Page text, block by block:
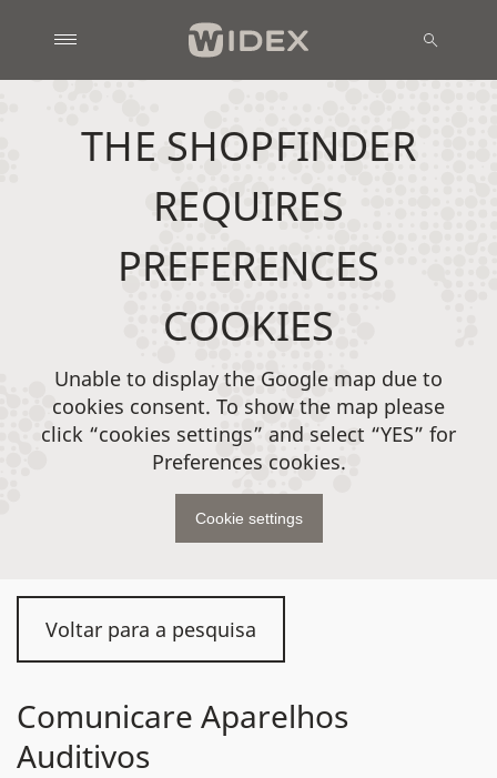
Voltar para a pesquisa
Comunicare Aparelhos
Auditivos
THE SHOPFINDER
REQUIRES
PREFERENCES
COOKIES
Unable to display the Google map due to
cookies consent. To show the map please
click “cookies settings” and select “YES” for
Preferences cookies.
Cookie settings